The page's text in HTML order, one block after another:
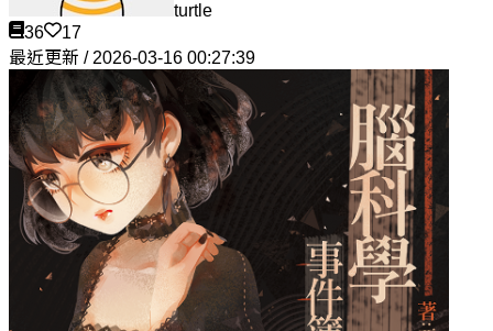
turtle
36
17
最近更新 / 2026-03-16 00:27:39